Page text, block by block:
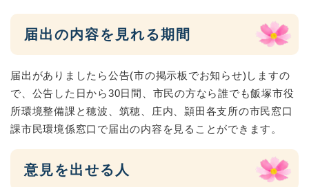
届出の内容を見れる期間
届出がありましたら公告(市の掲示板でお知らせ)しますの
で、公告した日から30日間、市民の方なら誰でも飯塚市役
所環境整備課と穂波、筑穂、庄内、頴田各支所の市民窓口
課市民環境係窓口で届出の内容を見ることができます。
意見を出せる人